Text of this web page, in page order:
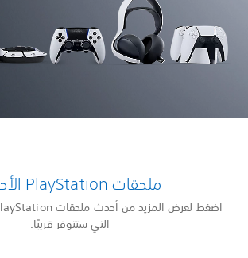
ملحقات PlayStation الأحدث
التي ستتوفر قريبًا.